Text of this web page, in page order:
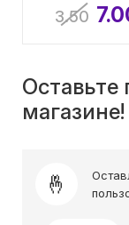
3.50
Оставьте
магазине!